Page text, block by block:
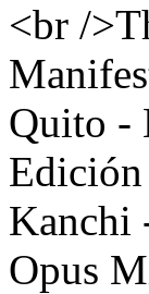
<br /
Quito -
Kanchi
Opus